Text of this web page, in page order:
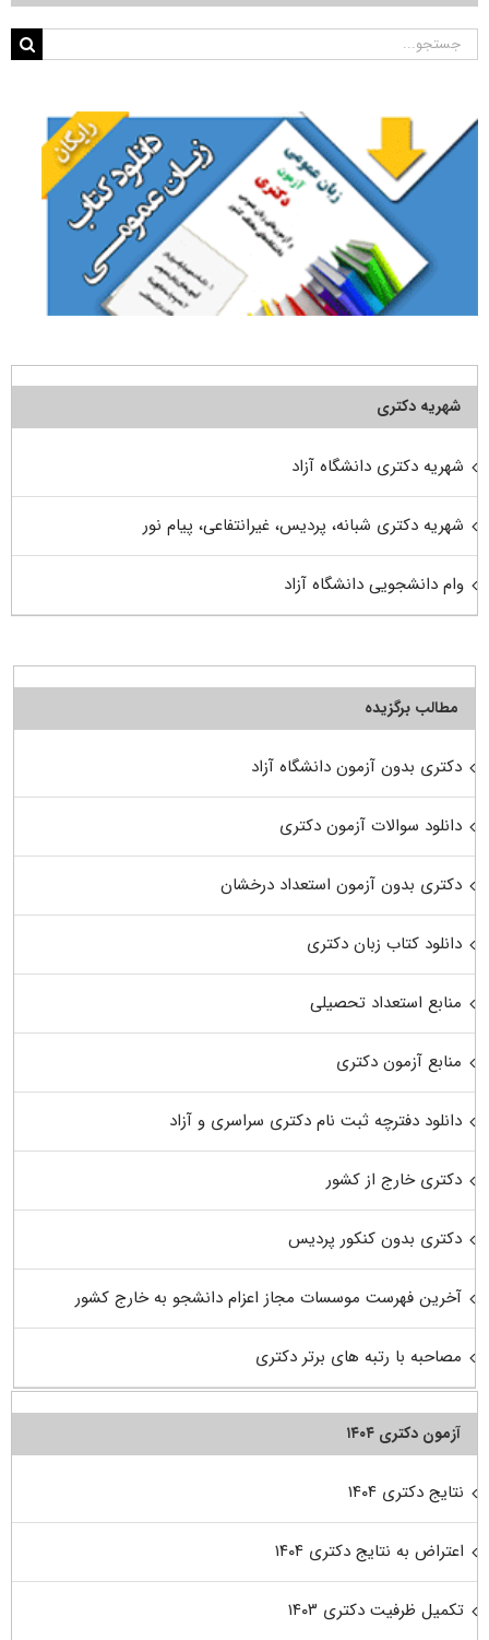
جستجو
شهریه دکتری
شهریه دکتری دانشگاه آزاد
شهریه دکتری شبانه، پردیس، غیرانتفاعی، پیام نور
وام دانشجویی دانشگاه آزاد
مطالب برگزیده
دکتری بدون آزمون دانشگاه آزاد
دانلود سوالات آزمون دکتری
دکتری بدون آزمون استعداد درخشان
دانلود کتاب زبان دکتری
منابع استعداد تحصیلی
منابع آزمون دکتری
دانلود دفترچه ثبت نام دکتری سراسری و آزاد
دکتری خارج از کشور
دکتری بدون کنکور پردیس
آخرین فهرست موسسات مجاز اعزام دانشجو به خارج کشور
مصاحبه با رتبه های برتر دکتری
آزمون دکتری ۱۴۰۴
نتایج دکتری ۱۴۰۴
اعتراض به نتایج دکتری ۱۴۰۴
تکمیل ظرفیت دکتری ۱۴۰۳